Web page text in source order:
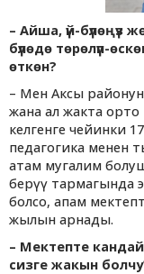
– Айша, үй-бүлөңүз
бүлөдө төрөлүп-
өткөн?
– Мен Аксы
жана ал жакта орто
келгенге чейинки
педагогика менен
атам мугалим
берүү тармагында
болсо, апам
жылын арнады.
– Мектепте
сизге жакын